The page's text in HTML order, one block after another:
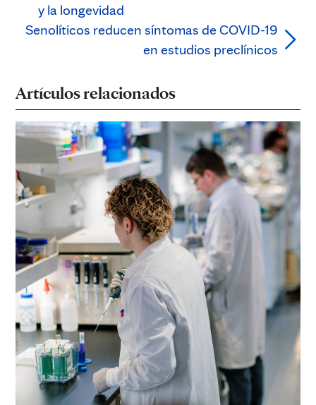
y la longevidad
Senolíticos reducen síntomas de COVID-19
en estudios preclínicos
Artículos relacionados